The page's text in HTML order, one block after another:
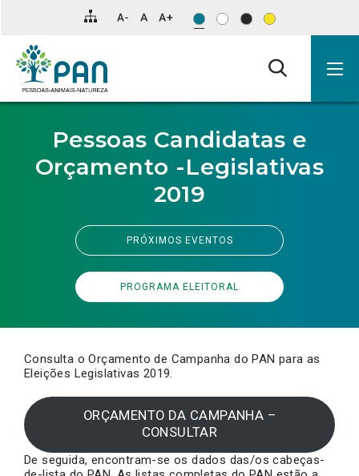
para
conteúdo
principal
da
Pessoas Candidatas e
Orçamento -Legislativas
2019
PRÓXIMOS EVENTOS
PROGRAMA ELEITORAL
Consulta o Orçamento de Campanha do PAN para as
Eleições Legislativas 2019.
ORÇAMENTO DA CAMPANHA –
CONSULTAR
De seguida, encontram-se os dados das/os cabeças-